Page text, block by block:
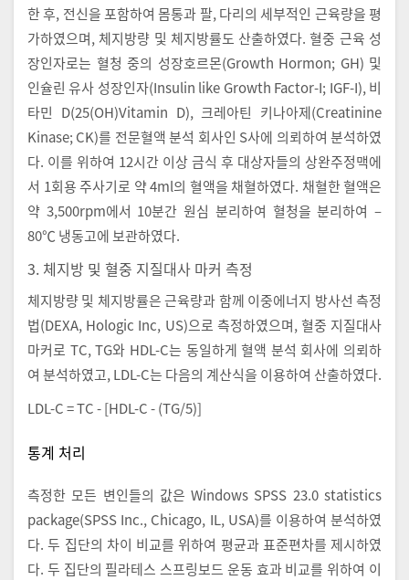
한 후, 전신을 포함하여 몸통과 팔, 다리의 세부적인 근육량을 평
가하였으며, 체지방량 및 체지방률도 산출하였다. 혈중 근육 성
장인자로는 혈청 중의 성장호르몬(Growth Hormon; GH) 및
인슐린 유사 성장인자(Insulin like Growth Factor-I; IGF-I), 비
타민 D(25(OH)Vitamin D), 크레아틴 키나아제(Creatinine
Kinase; CK)를 전문혈액 분석 회사인 S사에 의뢰하여 분석하였
다. 이를 위하여 12시간 이상 금식 후 대상자들의 상완주정맥에
서 1회용 주사기로 약 4ml의 혈액을 채혈하였다. 채혈한 혈액은
약 3,500rpm에서 10분간 원심 분리하여 혈청을 분리하여 –
80℃ 냉동고에 보관하였다.
3. 체지방 및 혈중 지질대사 마커 측정
체지방량 및 체지방률은 근육량과 함께 이중에너지 방사선 측정
법(DEXA, Hologic Inc, US)으로 측정하였으며, 혈중 지질대사
마커로 TC, TG와 HDL-C는 동일하게 혈액 분석 회사에 의뢰하
여 분석하였고, LDL-C는 다음의 계산식을 이용하여 산출하였다.
LDL-C = TC - [HDL-C - (TG/5)]
통계 처리
측정한 모든 변인들의 값은 Windows SPSS 23.0 statistics
package(SPSS Inc., Chicago, IL, USA)를 이용하여 분석하였
다. 두 집단의 차이 비교를 위하여 평균과 표준편차를 제시하였
다. 두 집단의 필라테스 스프링보드 운동 효과 비교를 위하여 이